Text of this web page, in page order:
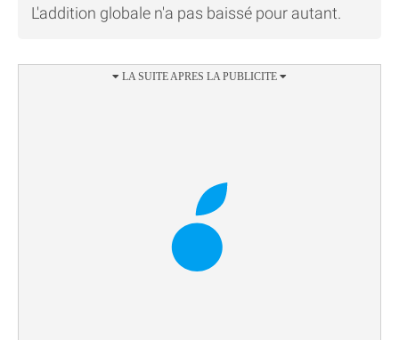
L'addition globale n'a pas baissé pour autant.